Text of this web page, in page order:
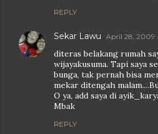
REPLY
Sekar Lawu April 28, 2009
diteras belakang rumah
wijayakusuma. Tapi saya
bunga, tak pernah bisa
mekar ditengah
O ya, add saya di
Mbak
REPLY